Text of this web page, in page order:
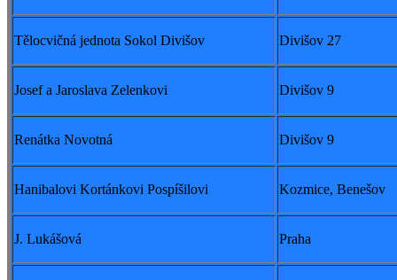
Tělocvičná jednota Sokol Divišov Divišov 27
Josef a Jaroslava Zelenkovi Divišov 9
Renátka Novotná Divišov 9
Hanibalovi Kortánkovi Pospíšilovi Kozmice, Benešov
J. Lukášová Praha